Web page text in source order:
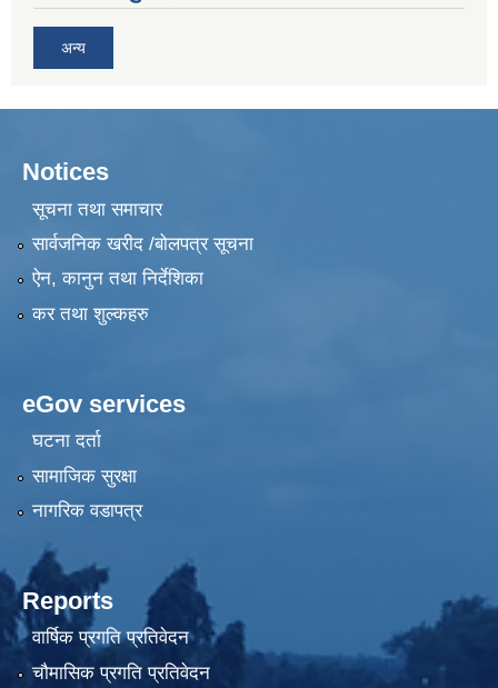
अन्य
Notices
सूचना तथा समाचार
सार्वजनिक खरीद /बोलपत्र सूचना
ऐन, कानुन तथा निर्देशिका
कर तथा शुल्कहरु
eGov services
घटना दर्ता
सामाजिक सुरक्षा
नागरिक वडापत्र
Reports
वार्षिक प्रगति प्रतिवेदन
चौमासिक प्रगति प्रतिवेदन